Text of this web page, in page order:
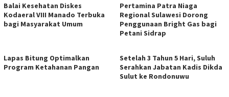
Balai Kesehatan Diskes
Kodaeral VIII Manado Terbuka
bagi Masyarakat Umum
Pertamina Patra Niaga
Regional Sulawesi Dorong
Penggunaan Bright Gas bagi
Petani Sidrap
Lapas Bitung Optimalkan
Program Ketahanan Pangan
Setelah 3 Tahun 5 Hari, Suluh
Serahkan Jabatan Kadis Dikda
Sulut ke Rondonuwu